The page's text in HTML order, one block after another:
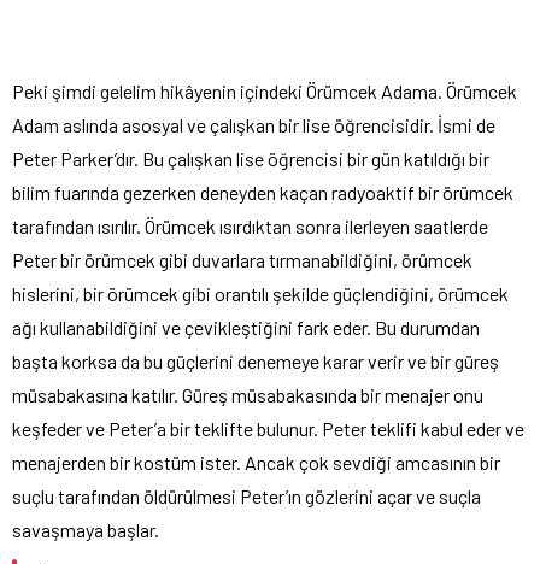
Peki şimdi gelelim hikâyenin içindeki Örümcek Adama. Örümcek
Adam aslında asosyal ve çalışkan bir lise öğrencisidir. İsmi de
Peter Parker’dır. Bu çalışkan lise öğrencisi bir gün katıldığı bir
bilim fuarında gezerken deneyden kaçan radyoaktif bir örümcek
tarafından ısırılır. Örümcek ısırdıktan sonra ilerleyen saatlerde
Peter bir örümcek gibi duvarlara tırmanabildiğini, örümcek
hislerini, bir örümcek gibi orantılı şekilde güçlendiğini, örümcek
ağı kullanabildiğini ve çevikleştiğini fark eder. Bu durumdan
başta korksa da bu güçlerini denemeye karar verir ve bir güreş
müsabakasına katılır. Güreş müsabakasında bir menajer onu
keşfeder ve Peter’a bir teklifte bulunur. Peter teklifi kabul eder ve
menajerden bir kostüm ister. Ancak çok sevdiği amcasının bir
suçlu tarafından öldürülmesi Peter’ın gözlerini açar ve suçla
savaşmaya başlar.